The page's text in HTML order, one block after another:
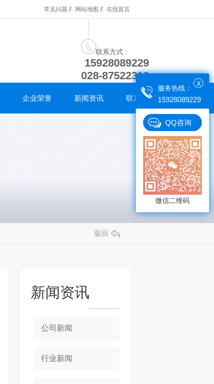
常见问题 / 网站地图 / 在线留言
联系方式：
15928089229
028-87522316
企业荣誉 新闻资讯 联系我们
返回
新闻资讯
公司新闻
行业新闻
X
服务热线：
15928089229
QQ咨询
微信二维码